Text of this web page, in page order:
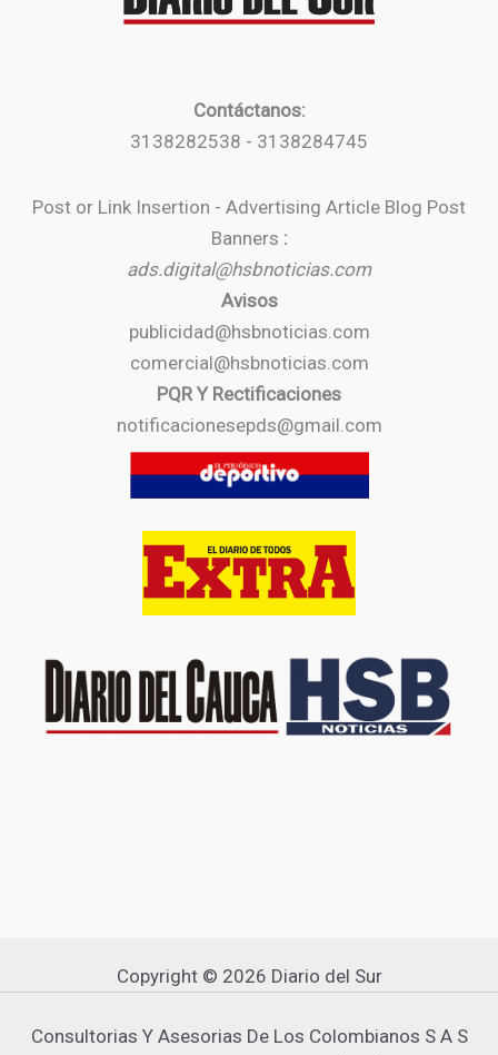
Contáctanos:
3138282538 - 3138284745
Post or Link Insertion - Advertising Article Blog Post
Banners :
ads.digital@hsbnoticias.com
Avisos
publicidad@hsbnoticias.com
comercial@hsbnoticias.com
PQR Y Rectificaciones
notificacionesepds@gmail.com
Copyright © 2026 Diario del Sur
Consultorias Y Asesorias De Los Colombianos S A S